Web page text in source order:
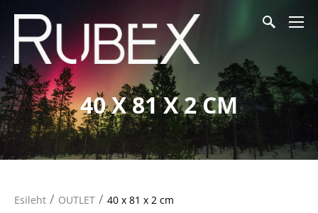
40 X 81 X 2 CM
Esileht / OUTLET / 40 x 81 x 2 cm